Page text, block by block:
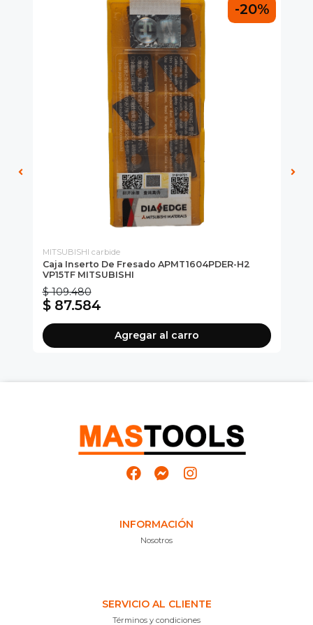
-20%
MITSUBISHI carbide
Caja Inserto De Fresado APMT1604PDER-H2
VP15TF MITSUBISHI
$ 109.480
$ 87.584
Agregar al carro
INFORMACIÓN
Nosotros
SERVICIO AL CLIENTE
Términos y condiciones